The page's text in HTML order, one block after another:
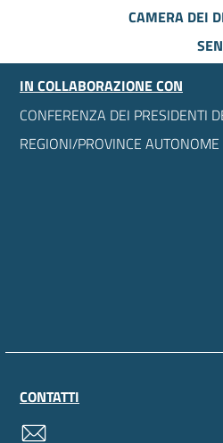
CAMERA DEI
IN COLLABORAZIONE CON
CONFERENZA DEI PRESIDENTI
REGIONI/PROVINCE AUTONOME
CONTATTI